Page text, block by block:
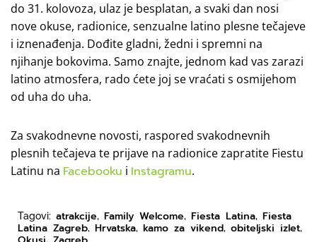
do 31. kolovoza, ulaz je besplatan, a svaki dan nosi
nove okuse, radionice, senzualne latino plesne tečajeve
i iznenađenja. Dođite gladni, žedni i spremni na
njihanje bokovima. Samo znajte, jednom kad vas zarazi
latino atmosfera, rado ćete joj se vraćati s osmijehom
od uha do uha.
Za svakodnevne novosti, raspored svakodnevnih
plesnih tečajeva te prijave na radionice zapratite Fiestu
Latinu na Facebooku i Instagramu.
Tagovi: atrakcije, Family Welcome, Fiesta Latina, Fiesta
Latina Zagreb, Hrvatska, kamo za vikend, obiteljski izlet,